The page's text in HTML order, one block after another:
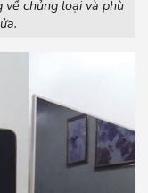
về chủng loại và phù